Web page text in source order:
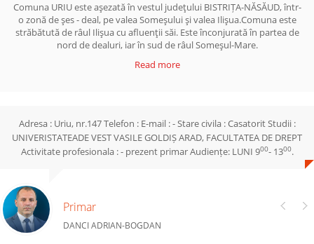
Comuna URIU este aşezată în vestul judeţului BISTRIȚA-NĂSĂUD, într-
o zonă de şes - deal, pe valea Someşului şi valea Ilişua.Comuna este
străbătută de râul Ilişua cu afluenţii săi. Este înconjurată în partea de
nord de dealuri, iar în sud de râul Someşul-Mare.
Read more
Adresa : Uriu, nr.147 Telefon : E-mail : - Stare civila : Casatorit Studii :
UNIVERISTATEADE VEST VASILE GOLDIȘ ARAD, FACULTATEA DE DREPT
Activitate profesionala : - prezent primar Audiențe: LUNI 900- 1300.
Primar
DANCI ADRIAN-BOGDAN